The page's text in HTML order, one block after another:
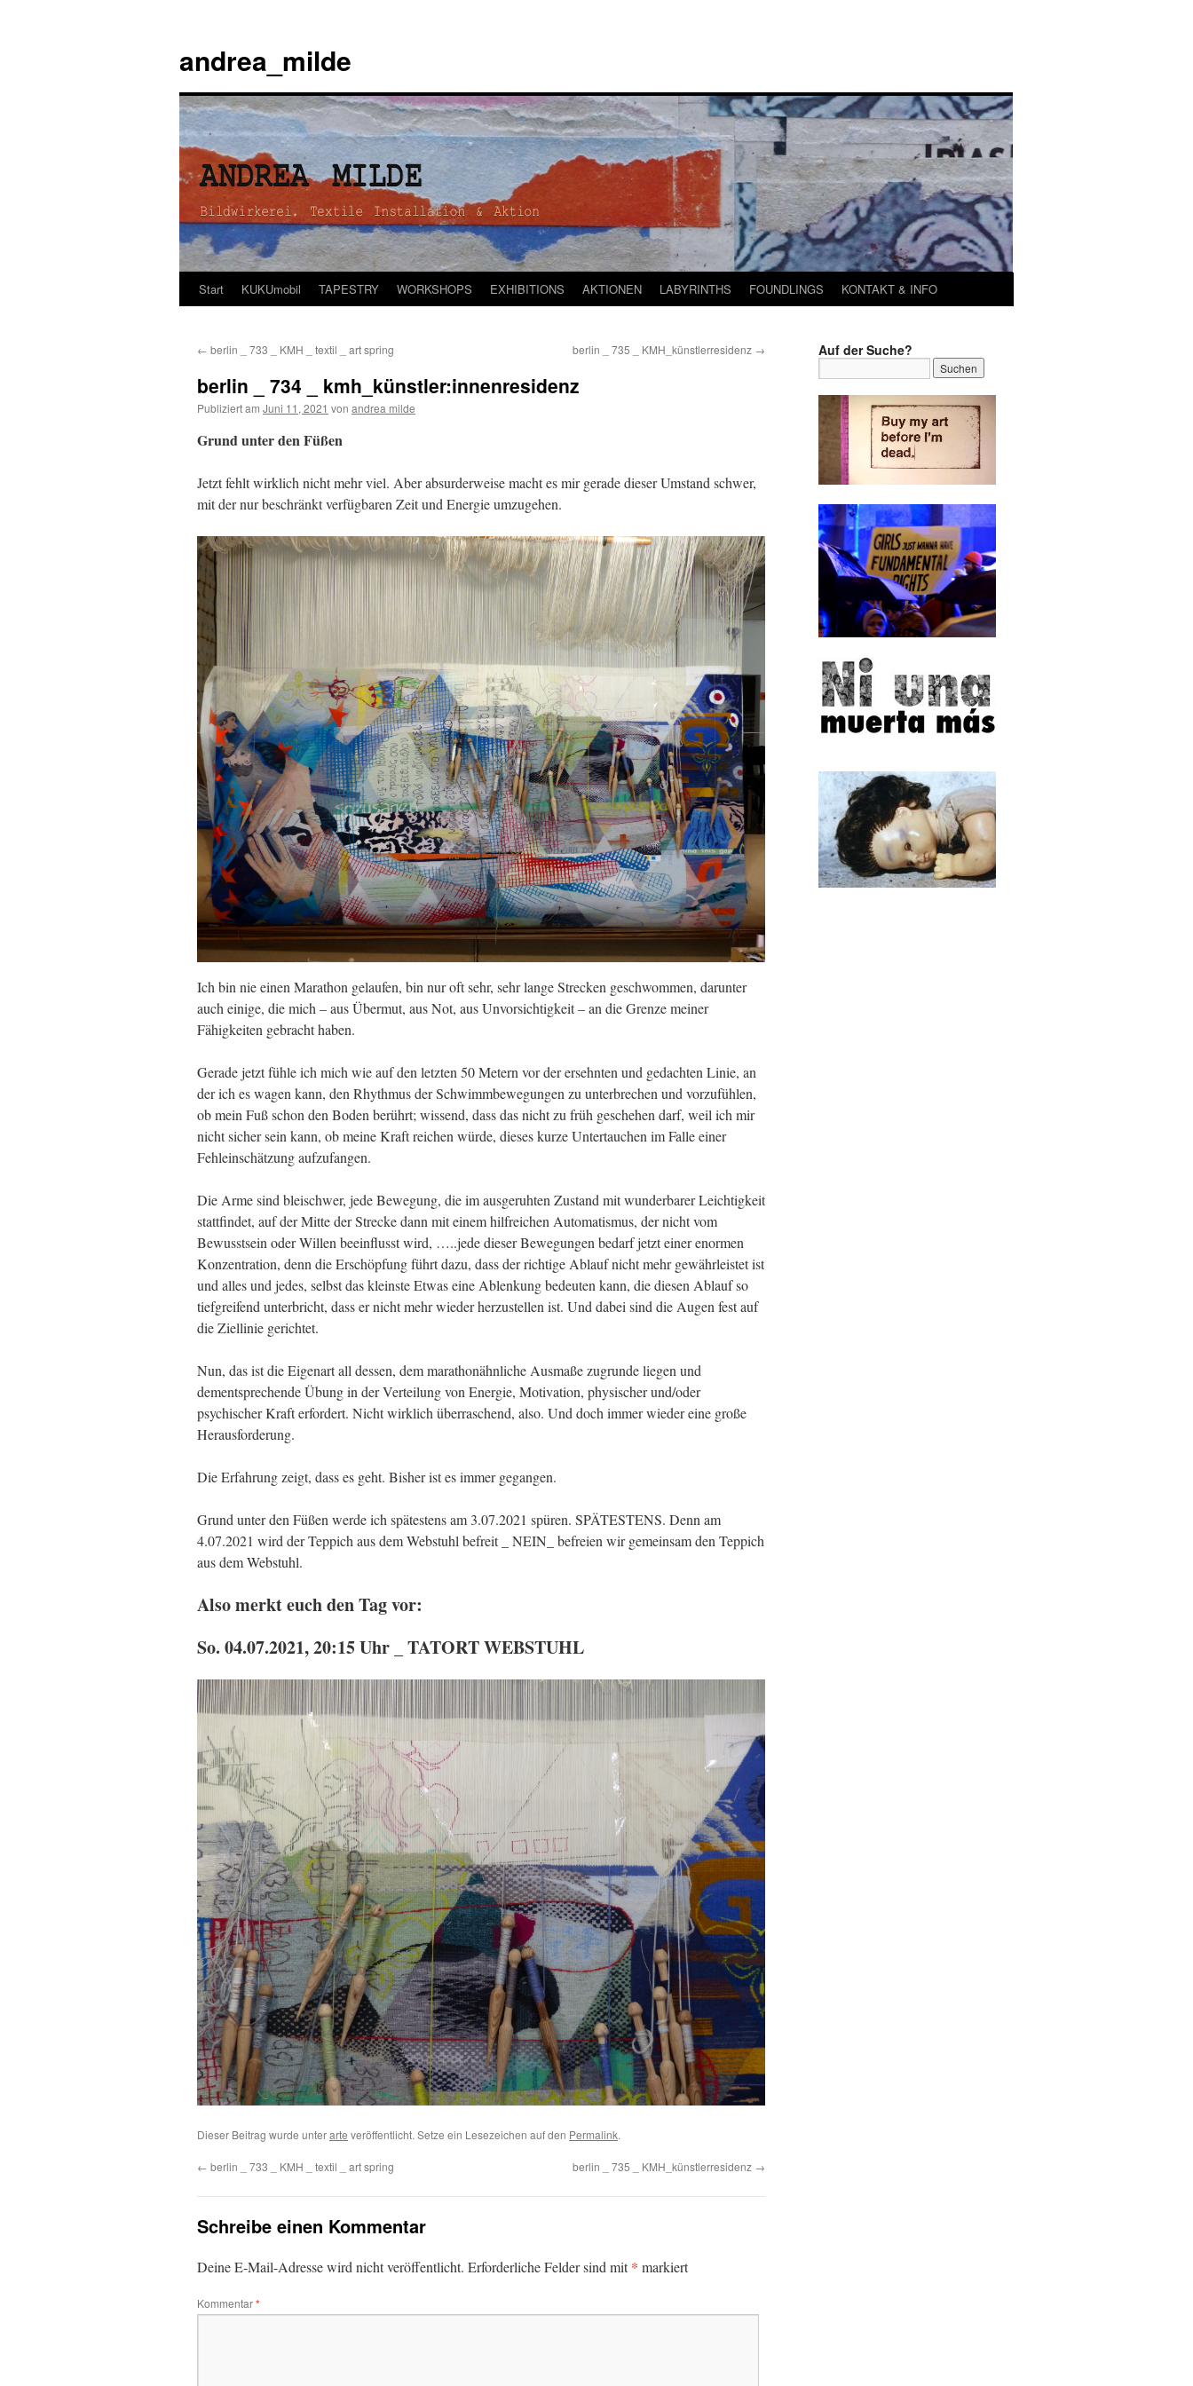
andrea_milde
Zum
springen
Start KUKUmobil TAPESTRY WORKSHOPS EXHIBITIONS AKTIONEN LABYRINTHS FOUNDLINGS KONTAKT & INFO
← berlin _ 733 _ KMH _ textil _ art spring berlin _ 735 _ KMH_künstlerresidenz →
berlin _ 734 _ kmh_künstler:innenresidenz
Publiziert am Juni 11, 2021 von andrea milde
Grund unter den Füßen
Jetzt fehlt wirklich nicht mehr viel. Aber absurderweise macht es mir gerade dieser Umstand schwer,
mit der nur beschränkt verfügbaren Zeit und Energie umzugehen.
Ich bin nie einen Marathon gelaufen, bin nur oft sehr, sehr lange Strecken geschwommen, darunter
auch einige, die mich – aus Übermut, aus Not, aus Unvorsichtigkeit – an die Grenze meiner
Fähigkeiten gebracht haben.
Gerade jetzt fühle ich mich wie auf den letzten 50 Metern vor der ersehnten und gedachten Linie, an
der ich es wagen kann, den Rhythmus der Schwimmbewegungen zu unterbrechen und vorzufühlen,
ob mein Fuß schon den Boden berührt; wissend, dass das nicht zu früh geschehen darf, weil ich mir
nicht sicher sein kann, ob meine Kraft reichen würde, dieses kurze Untertauchen im Falle einer
Fehleinschätzung aufzufangen.
Die Arme sind bleischwer, jede Bewegung, die im ausgeruhten Zustand mit wunderbarer Leichtigkeit
stattfindet, auf der Mitte der Strecke dann mit einem hilfreichen Automatismus, der nicht vom
Bewusstsein oder Willen beeinflusst wird, …..jede dieser Bewegungen bedarf jetzt einer enormen
Konzentration, denn die Erschöpfung führt dazu, dass der richtige Ablauf nicht mehr gewährleistet ist
und alles und jedes, selbst das kleinste Etwas eine Ablenkung bedeuten kann, die diesen Ablauf so
tiefgreifend unterbricht, dass er nicht mehr wieder herzustellen ist. Und dabei sind die Augen fest auf
die Ziellinie gerichtet.
Nun, das ist die Eigenart all dessen, dem marathonähnliche Ausmaße zugrunde liegen und
dementsprechende Übung in der Verteilung von Energie, Motivation, physischer und/oder
psychischer Kraft erfordert. Nicht wirklich überraschend, also. Und doch immer wieder eine große
Herausforderung.
Die Erfahrung zeigt, dass es geht. Bisher ist es immer gegangen.
Grund unter den Füßen werde ich spätestens am 3.07.2021 spüren. SPÄTESTENS. Denn am
4.07.2021 wird der Teppich aus dem Webstuhl befreit _ NEIN_ befreien wir gemeinsam den Teppich
aus dem Webstuhl.
Also merkt euch den Tag vor:
So. 04.07.2021, 20:15 Uhr _ TATORT WEBSTUHL
Dieser Beitrag wurde unterarte veröffentlicht. Setze ein Lesezeichen auf den Permalink.
← berlin _ 733 _ KMH _ textil _ art spring berlin _ 735 _ KMH_künstlerresidenz →
Schreibe einen Kommentar
Deine E-Mail-Adresse wird nicht veröffentlicht. Erforderliche Felder sind mit* markiert
Kommentar*
Auf der Suche?